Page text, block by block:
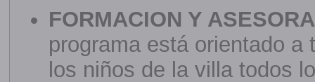
FORMACION Y
programa está orientado a
los niños de la villa todos